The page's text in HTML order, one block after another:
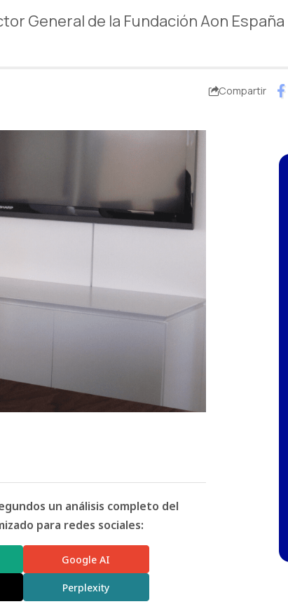
General de la Fundación Aon España
Compartir
un análisis completo del
para redes sociales:
Google AI
Perplexity